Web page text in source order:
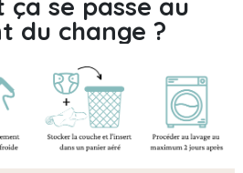
ça se passe au
du change ?